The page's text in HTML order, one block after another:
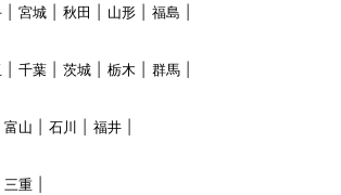
宮城 秋田 山形
福島
千葉 茨城 栃木
群馬
富山 石川
福井
三重